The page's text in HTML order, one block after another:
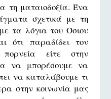
τη ματαιοδοξία. Ένα
σχετικά με τη
τα λόγια του Όσιου
ότι παραδίδει τον
είτε στην
να μπορέσουμε να
να καταλάβουμε τι
στην κοινωνία μας